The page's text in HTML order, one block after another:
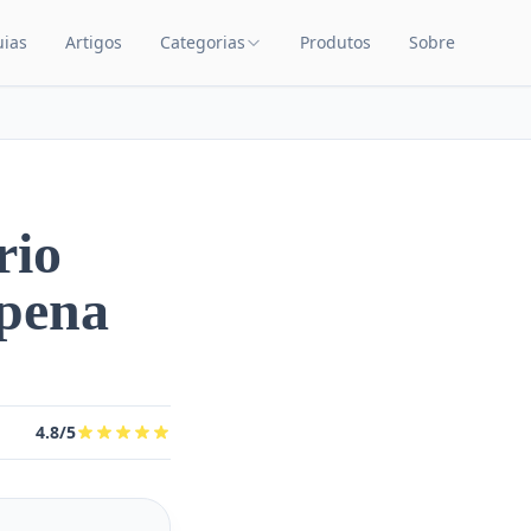
Artigos Categorias
Carrinhos de Bebê
Produtos Sobre
4.8/5